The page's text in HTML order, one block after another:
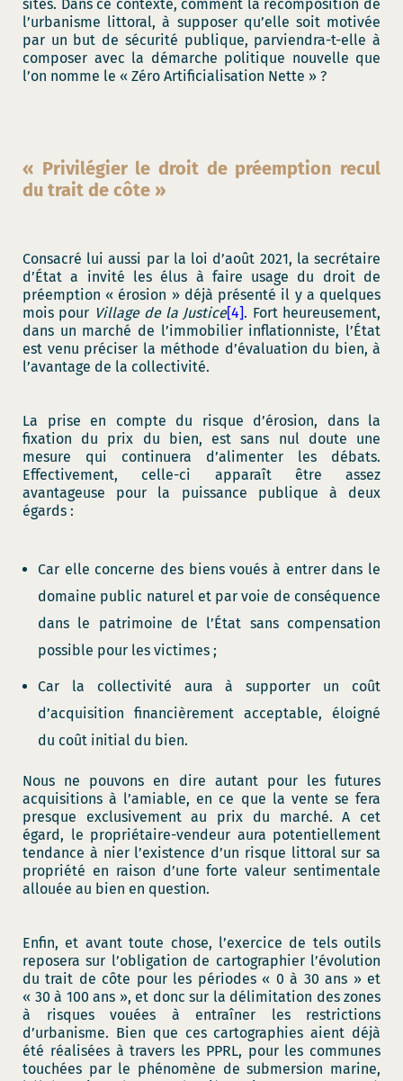
sites. Dans ce contexte, comment la recomposition de
l’urbanisme littoral, à supposer qu’elle soit motivée
par un but de sécurité publique, parviendra-t-elle à
composer avec la démarche politique nouvelle que
l’on nomme le « Zéro Artificialisation Nette » ?
« Privilégier le droit de préemption recul
du trait de côte »
Consacré lui aussi par la loi d’août 2021, la secrétaire
d’État a invité les élus à faire usage du droit de
préemption « érosion » déjà présenté il y a quelques
mois pour Village de la Justice[4]. Fort heureusement,
dans un marché de l’immobilier inflationniste, l’État
est venu préciser la méthode d’évaluation du bien, à
l’avantage de la collectivité.
La prise en compte du risque d’érosion, dans la
fixation du prix du bien, est sans nul doute une
mesure qui continuera d’alimenter les débats.
Effectivement, celle-ci apparaît être assez
avantageuse pour la puissance publique à deux
égards :
Car elle concerne des biens voués à entrer dans le
domaine public naturel et par voie de conséquence
dans le patrimoine de l’État sans compensation
possible pour les victimes ;
Car la collectivité aura à supporter un coût
d’acquisition financièrement acceptable, éloigné
du coût initial du bien.
Nous ne pouvons en dire autant pour les futures
acquisitions à l’amiable, en ce que la vente se fera
presque exclusivement au prix du marché. A cet
égard, le propriétaire-vendeur aura potentiellement
tendance à nier l’existence d’un risque littoral sur sa
propriété en raison d’une forte valeur sentimentale
allouée au bien en question.
Enfin, et avant toute chose, l’exercice de tels outils
reposera sur l’obligation de cartographier l’évolution
du trait de côte pour les périodes « 0 à 30 ans » et
« 30 à 100 ans », et donc sur la délimitation des zones
à risques vouées à entraîner les restrictions
d’urbanisme. Bien que ces cartographies aient déjà
été réalisées à travers les PPRL, pour les communes
touchées par le phénomène de submersion marine,